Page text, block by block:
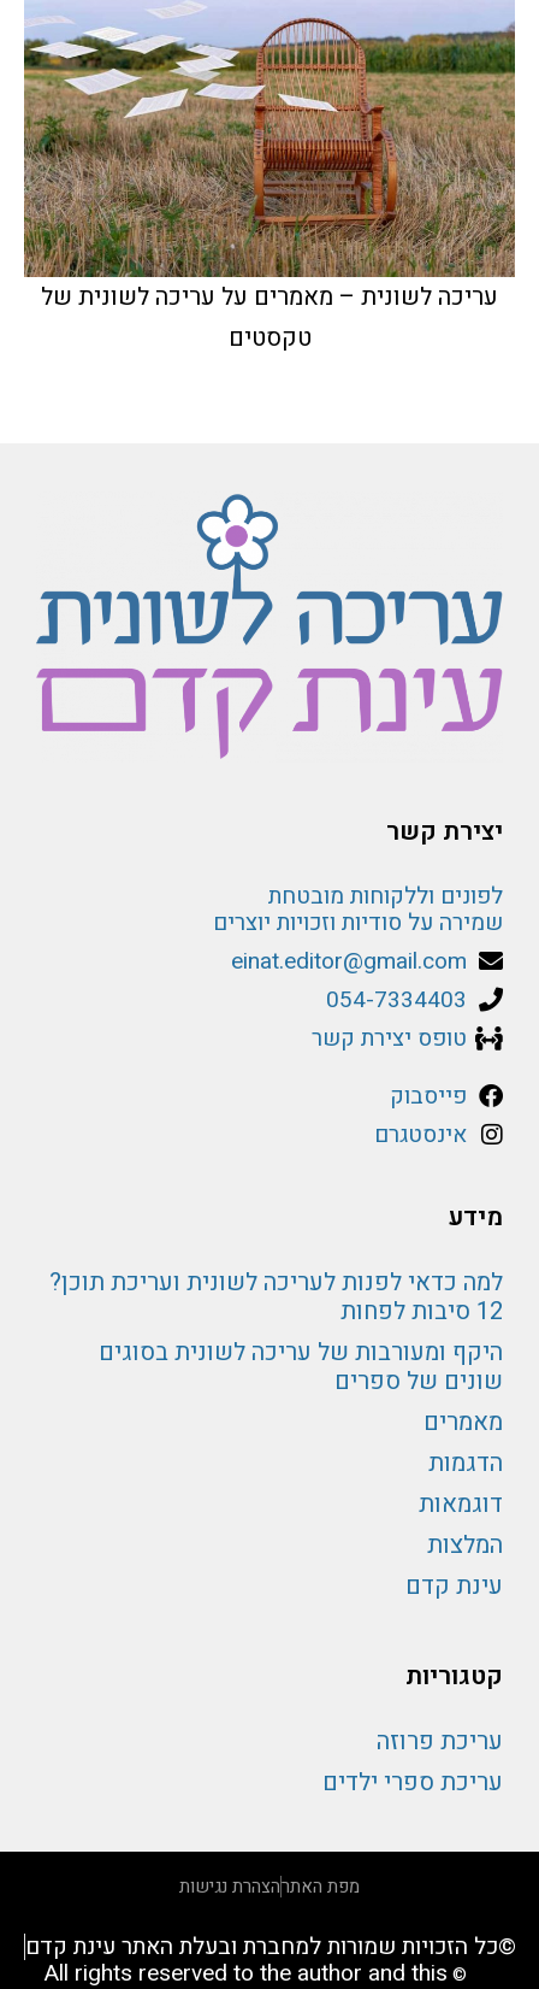
עריכה לשונית – מאמרים על עריכה לשונית של
טקסטים
קטגוריות
עריכת פרוזה
עריכת ספרי ילדים
מידע
למה כדאי לפנות לעריכה לשונית ועריכת תוכן?
12 סיבות לפחות
היקף ומעורבות של עריכה לשונית בסוגים
שונים של ספרים
מאמרים
הדגמות
דוגמאות
המלצות
עינת קדם
יצירת קשר
לפונים וללקוחות מובטחת
שמירה על סודיות וזכויות יוצרים
einat.editor@gmail.com
054-7334403
טופס יצירת קשר
פייסבוק
אינסטגרם
מפת האתרהצהרת נגישות
©כל הזכויות שמורות למחברת ובעלת האתר עינת קדם
©
All rights reserved to the author and this